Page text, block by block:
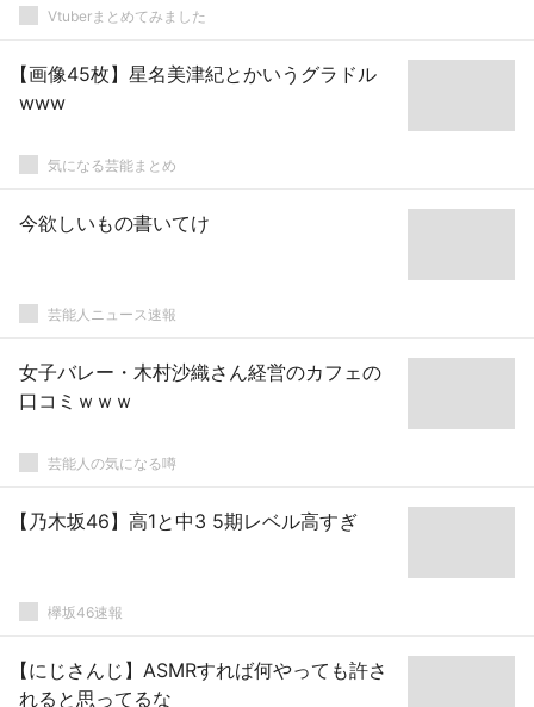
Vtuberまとめてみました
【画像45枚】星名美津紀とかいうグラドル
www
気になる芸能まとめ
今欲しいもの書いてけ
芸能人ニュース速報
女子バレー・木村沙織さん経営のカフェの
口コミｗｗｗ
芸能人の気になる噂
【乃木坂46】高1と中3 5期レベル高すぎ
欅坂46速報
【にじさんじ】ASMRすれば何やっても許さ
れると思ってるな